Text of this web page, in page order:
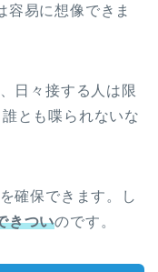
容易に想像できま
日々接する人は限
とも喋られないな
確保できます。し
きついのです。